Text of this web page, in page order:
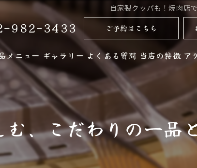
自家製クッパも！焼肉店
982-3433 ご予約はこちら
メニュー ギャラリー よくある質問 当店の特徴
お酒
ノンアルコール
コース
ア
、こだわりの一品